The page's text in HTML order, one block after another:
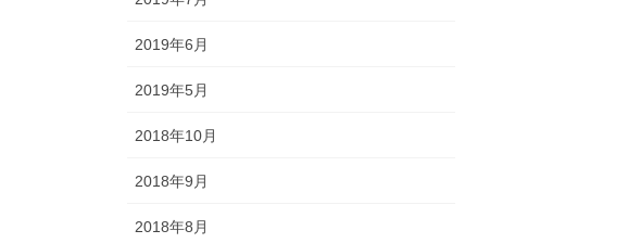
2019年6月
2019年5月
2018年10月
2018年9月
2018年8月